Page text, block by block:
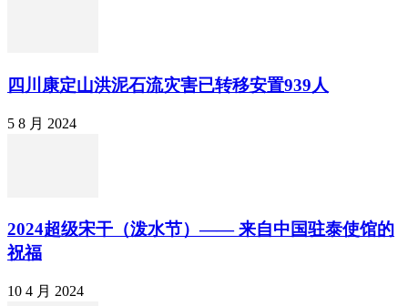
四川康定山洪泥石流灾害已转移安置939人
5 8 月 2024
2024超级宋干（泼水节）—— 来自中国驻泰使馆的
祝福
10 4 月 2024